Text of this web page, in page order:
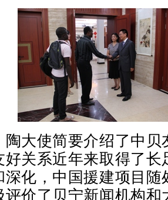
陶大使简要介绍了中
好关系近年来取得了
深化，中国援建项目
评价了贝宁新闻机构